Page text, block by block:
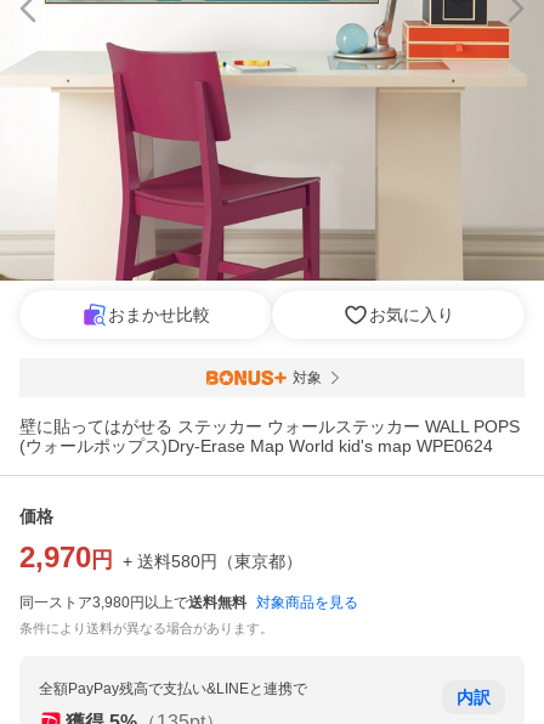
おまかせ比較 お気に入り
対象
壁に貼ってはがせる ステッカー ウォールステッカー WALL POPS
(ウォールポップス)Dry-Erase Map World kid's map WPE0624
価格
2,970 円 + 送料580円 （東京都）
同一ストア3,980円以上で送料無料 対象商品を見る
条件により送料が異なる場合があります。
全額PayPay残高で支払い&LINEと連携で 内訳